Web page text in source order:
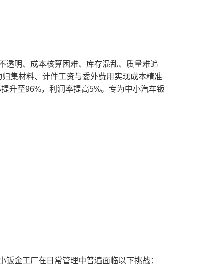
明、成本核算困难、库存混乱、质量难追
集材料、计件工资与委外费用实现成本精准
升至96%，利润率提高5%。专为中小汽车钣
金工厂在日常管理中普遍面临以下挑战：